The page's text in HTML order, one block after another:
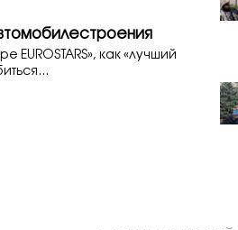
как «лучший